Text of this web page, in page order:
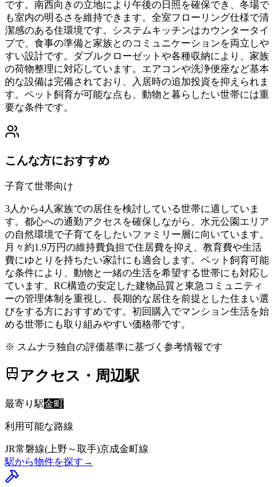
です。南西向きの立地により午後の日照を確保でき、冬場で
も室内の明るさを維持できます。全室フローリング仕様で清
潔感のある住環境です。システムキッチンはカウンタータイ
プで、食事の準備と家族とのコミュニケーションを両立しや
すい設計です。ダブルクローゼットや各種収納により、家族
の荷物整理に対応しています。エアコンや洗浄便座など基本
的な設備は完備されており、入居時の追加投資を抑えられま
す。ペット飼育が可能な点も、動物と暮らしたい世帯には重
要な条件です。
こんな方におすすめ
子育て世帯向け
3人から4人家族での居住を検討している世帯に適していま
す。都心への通勤アクセスを確保しながら、水元公園エリア
の自然環境で子育てをしたいファミリー層に向いています。
月々約1.9万円の維持費負担で住居費を抑え、教育費や生活
費にゆとりを持ちたい家計にも適合します。ペット飼育可能
な条件により、動物と一緒の生活を希望する世帯にも対応し
ています。RC構造の安定した建物品質と東急コミュニティ
ーの管理体制を重視し、長期的な居住を前提とした住まい選
びをする方におすすめです。初回購入でマンション生活を始
める世帯にも取り組みやすい価格帯です。
※ スムナラ独自の評価基準に基づく参考情報です
アクセス・周辺駅
最寄り駅金町
利用可能な路線
JR常磐線(上野～取手)京成金町線
駅から物件を探す →